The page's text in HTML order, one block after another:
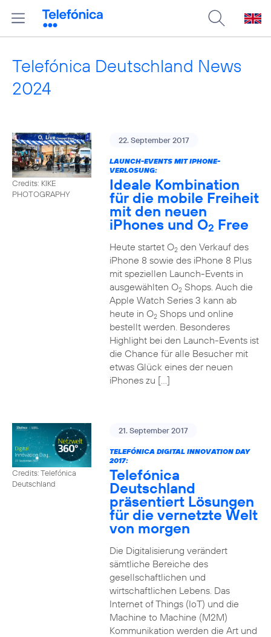
Telefónica Deutschland News
2024
Credits: KIKE
PHOTOGRAPHY
22. September 2017
LAUNCH-EVENTS MIT IPHONE-
VERLOSUNG:
Ideale Kombination
für die mobile Freiheit
mit den neuen
iPhones und O2 Free
Heute startet O2den Verkauf des
iPhone 8 sowie des iPhone 8 Plus
mit speziellen Launch-Events in
ausgewählten O2Shops. Auch die
Apple Watch Series 3 kann ab
heute in O2Shops und online
bestellt werden. Besonderes
Highlight bei den Launch-Events ist
die Chance für alle Besucher mit
etwas Glück eines der neuen
iPhones zu […]
Credits: Telefónica
Deutschland
21. September 2017
TELEFÓNICA DIGITAL INNOVATION DAY
2017:
Telefónica
Deutschland
präsentiert Lösungen
für die vernetzte Welt
von morgen
Die Digitalisierung verändert
sämtliche Bereiche des
gesellschaftlichen und
wirtschaftlichen Lebens. Das
Internet of Things (IoT) und die
Machine to Machine (M2M)
Kommunikation werden die Art und